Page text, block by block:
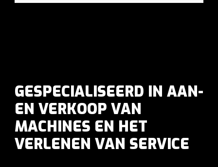
GESPECIALISEERD IN AAN-
EN VERKOOP VAN
MACHINES EN HET
VERLENEN VAN SERVICE